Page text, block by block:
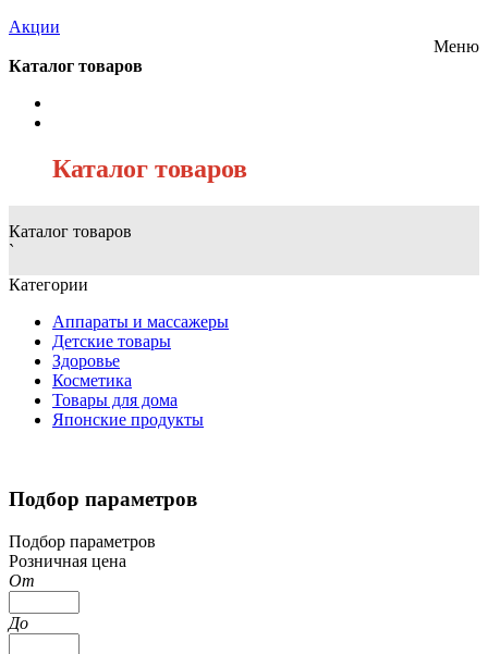
Акции
Меню
Каталог товаров
Каталог товаров
Каталог товаров
`
Категории
Аппараты и массажеры
Детские товары
Здоровье
Косметика
Товары для дома
Японские продукты
Подбор параметров
Подбор параметров
Розничная цена
От
До